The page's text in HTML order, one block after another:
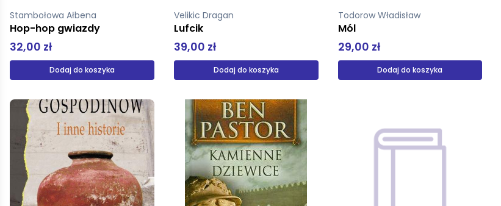
Stambołowa Ałbena
Hop-hop gwiazdy
32,00 zł
Dodaj do koszyka
Velikic Dragan
Lufcik
39,00 zł
Dodaj do koszyka
Todorow Władisław
Mól
29,00 zł
Dodaj do koszyka